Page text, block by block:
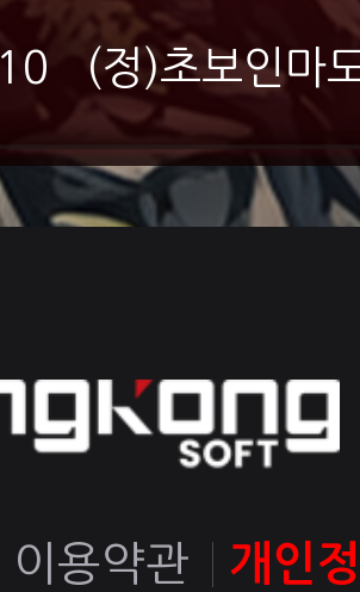
10 (정)초보인마
이용약관 개인